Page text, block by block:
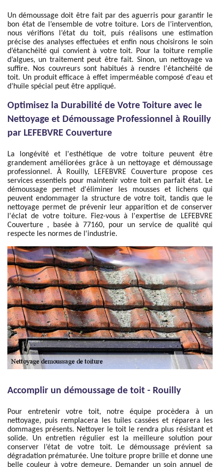
Un démoussage doit être fait par des aguerris pour garantir le
bon état de l’ensemble de votre toiture. Lors de l’intervention,
nous vérifions l’état du toit, puis réalisons une estimation
précise des analyses effectuées et enfin nous choisirons le soin
d’étanchéité qui convient à votre toit. Pour la toiture remplie
d’algues, un traitement peut être fait. Sinon, un nettoyage va
suffire. Nos couvreurs sont habitués à rendre l'étanchéité de
toit. Un produit efficace à effet imperméable composé d'eau et
d’huile spécial peut être appliqué.
Optimisez la Durabilité de Votre Toiture avec le
Nettoyage et Démoussage Professionnel à Rouilly
par LEFEBVRE Couverture
La longévité et l'esthétique de votre toiture peuvent être
grandement améliorées grâce à un nettoyage et démoussage
professionnel. À Rouilly, LEFEBVRE Couverture propose ces
services essentiels pour maintenir votre toit en parfait état. Le
démoussage permet d'éliminer les mousses et lichens qui
peuvent endommager la structure de votre toit, tandis que le
nettoyage permet de prévenir leur apparition et de conserver
l'éclat de votre toiture. Fiez-vous à l'expertise de LEFEBVRE
Couverture , basée à 77160, pour un service de qualité qui
respecte les normes de l'industrie.
Accomplir un démoussage de toit - Rouilly
Pour entretenir votre toit, notre équipe procèdera à un
nettoyage, puis remplacera les tuiles cassées et réparera les
dommages présents. Nettoyer le toit le rendra plus résistant et
solide. Un entretien régulier est la meilleure solution pour
conserver l’état de votre toit. Le démoussage prévient sa
dégradation prématurée. Une toiture propre brille et donne une
belle couleur à votre demeure. Demander un soin annuel de